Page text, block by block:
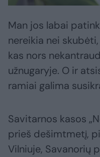
Man jos labai
nereikia nei
kas nors
užnugaryje. O ir
ramiai galima
Savitarnos kasos
prieš dešimtmetį,
Vilniuje, Savanorių